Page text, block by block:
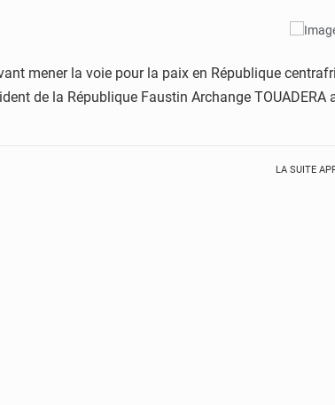
mener la voie pour la paix en République
de la République Faustin Archange
LA SUITE